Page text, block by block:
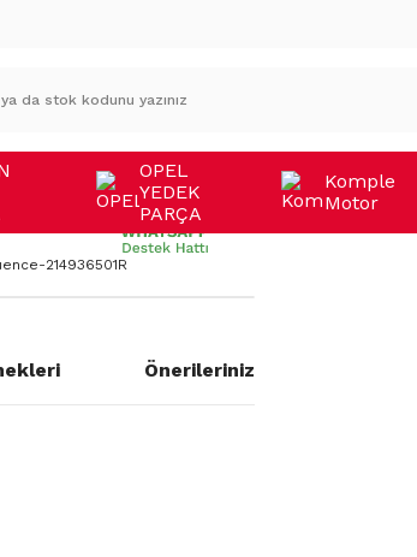
OPEL
YEDEK
PARÇA
Komple
Motor
214936501R
Önerileriniz